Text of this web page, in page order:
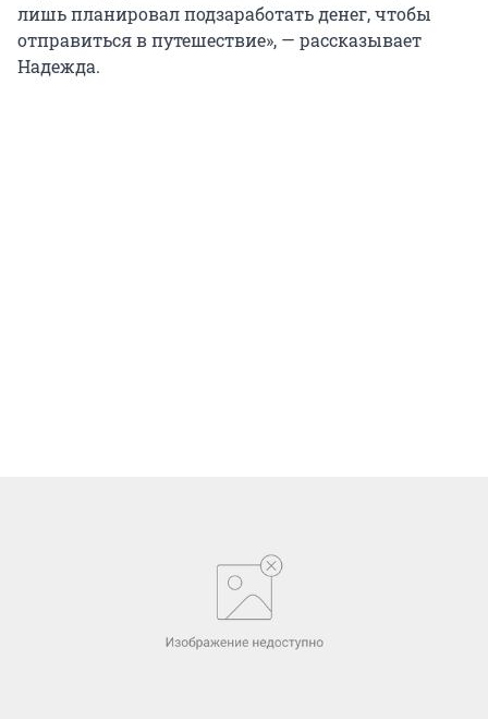
лишь планировал подзаработать денег, чтобы
отправиться в путешествие», — рассказывает
Надежда.